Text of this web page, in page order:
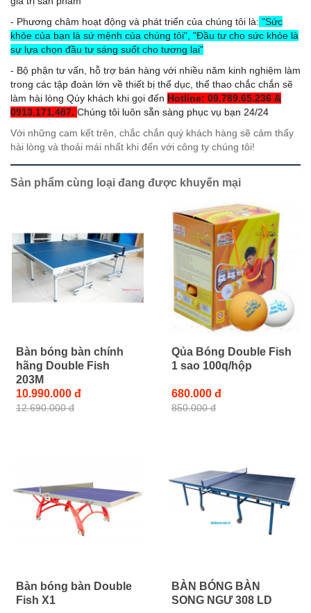
- Phương châm hoạt động và phát triển của chúng tôi là: "Sức
khỏe của bạn là sứ mệnh của chúng tôi", "Đầu tư cho sức khỏe là
sự lựa chọn đầu tư sáng suốt cho tương lai"
- Bộ phận tư vấn, hỗ trợ bán hàng với nhiều năm kinh nghiệm làm
trong các tập đoàn lớn về thiết bị thể dục, thể thao chắc chắn sẽ
làm hài lòng Qúy khách khi gọi đến Hotline: 09.789.65.236 &
0913.171.487. Chúng tôi luôn sẵn sàng phục vụ bạn 24/24
Với những cam kết trên, chắc chắn quý khách hàng sẽ cảm thấy
hài lòng và thoải mái nhất khi đến với công ty chúng tôi!
Sản phẩm cùng loại đang được khuyến mại
Bàn bóng bàn chính
hãng Double Fish
203M
10.990.000 đ
12.690.000 đ
Qủa Bóng Double Fish
1 sao 100q/hộp
680.000 đ
850.000 đ
Bàn bóng bàn Double
Fish X1
BÀN BÓNG BÀN
SONG NGƯ 308 LD